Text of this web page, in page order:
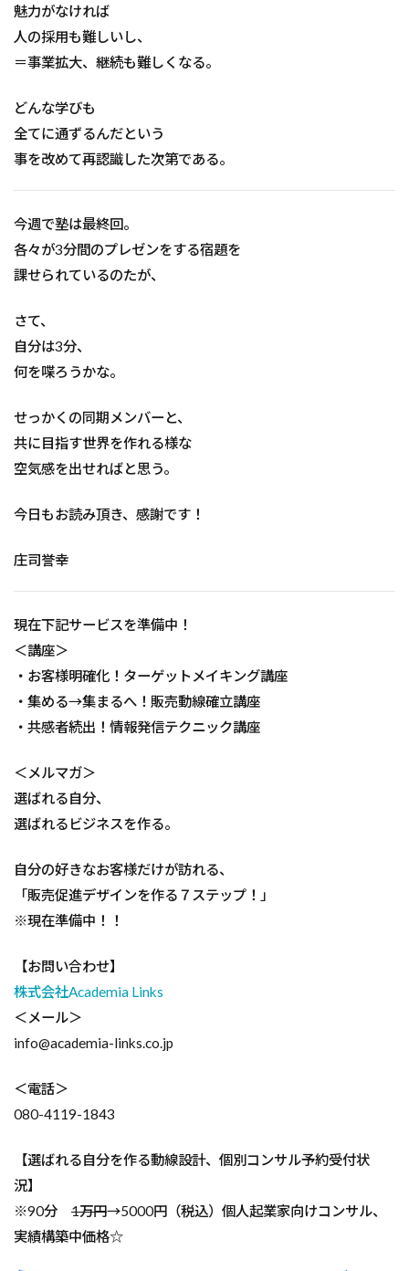
魅力がなければ
人の採用も難しいし、
＝事業拡大、継続も難しくなる。
どんな学びも
全てに通ずるんだという
事を改めて再認識した次第である。
今週で塾は最終回。
各々が3分間のプレゼンをする宿題を
課せられているのたが、
さて、
自分は3分、
何を喋ろうかな。
せっかくの同期メンバーと、
共に目指す世界を作れる様な
空気感を出せればと思う。
今日もお読み頂き、感謝です！
庄司誉幸
現在下記サービスを準備中！
＜講座＞
・お客様明確化！ターゲットメイキング講座
・集める→集まるへ！販売動線確立講座
・共感者続出！情報発信テクニック講座
＜メルマガ＞
選ばれる自分、
選ばれるビジネスを作る。
自分の好きなお客様だけが訪れる、
「販売促進デザインを作る７ステップ！」
※現在準備中！！
【お問い合わせ】
株式会社Academia Links
＜メール＞
info@academia-links.co.jp
＜電話＞
080-4119-1843
【選ばれる自分を作る動線設計、個別コンサル予約受付状
況】
※90分 1万円→5000円（税込）個人起業家向けコンサル、
実績構築中価格☆